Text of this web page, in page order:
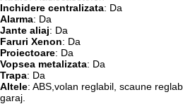
Inchidere centralizata: Da
Alarma: Da
Jante aliaj: Da
Faruri Xenon: Da
Proiectoare: Da
Vopsea metalizata: Da
Trapa: Da
Altele: ABS,volan reglabil, scaune
garaj.